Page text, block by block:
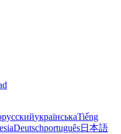
русскийукраїнськаTiếng
Deutschportuguês日本語